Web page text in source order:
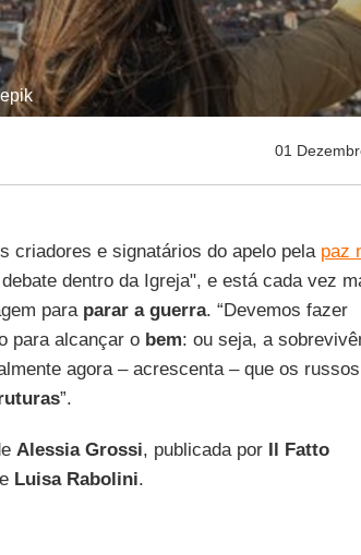
01
criadores e signatários do apelo pela paz
dentro da Igreja", e está cada vez
para parar a guerra. “Devemos fazer
para alcançar o bem: ou seja, a
agora – acrescenta – que os russos
”.
Alessia Grossi, publicada por Il Fatto
Luisa Rabolini.